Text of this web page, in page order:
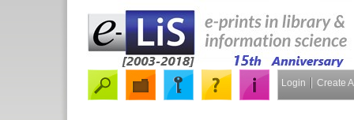
Login Create